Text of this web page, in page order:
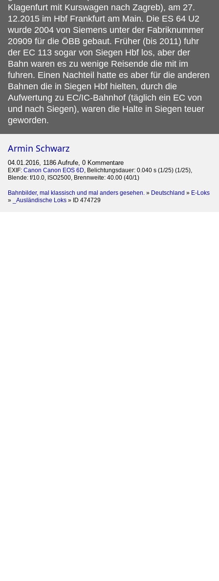
Klagenfurt mit Kurswagen nach Zagreb), am 27.
12.2015 im Hbf Frankfurt am Main. Die ES 64 U2
wurde 2004 von Siemens unter der Fabriknummer
20909 für die ÖBB gebaut. Früher (bis 2011) fuhr
der EC 113 sogar von Siegen Hbf los, aber der
Bahn waren es zu wenige Reisende die mit im
fuhren. Einen Nachteil hatte es aber für die anderen
Bahnen die in Siegen Hbf hielten, durch die
Aufwertung zu EC/IC-Bahnhof (täglich ein EC von
und nach Siegen), waren die Halte in Siegen teuer
geworden.
Armin Schwarz
04.01.2016, 1186 Aufrufe, 0 Kommentare
EXIF: Canon Canon EOS 6D, Belichtungsdauer: 0.040 s (1/25) (1/25),
Blende: f/10.0, ISO2500, Brennweite: 40.00 (40/1)
Bahnbilder, mal klassisch und mal anders gesehen. » Deutschland » E-Loks
»
_Ausländische Loks » ID 474729